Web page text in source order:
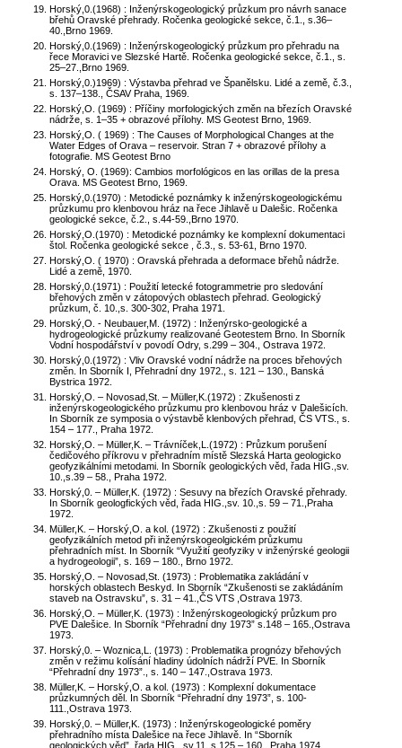
Horský,0.(1968) : Inženýrskogeologický průzkum pro návrh sanace
břehů Oravské přehrady. Ročenka geologické sekce, č.1., s.36–
40.,Brno 1969.
Horský,0.(1969) : Inženýrskogeologický průzkum pro přehradu na
řece Moravici ve Slezské Hartě. Ročenka geologické sekce, č.1., s.
25–27.,Brno 1969.
Horský,0.)1969) : Výstavba přehrad ve Španělsku. Lidé a země, č.3.,
s. 137–138., ČSAV Praha, 1969.
Horský,O. (1969) : Příčiny morfologických změn na březích Oravské
nádrže, s. 1–35 + obrazové přílohy. MS Geotest Brno, 1969.
Horský,O. ( 1969) : The Causes of Morphological Changes at the
Water Edges of Orava – reservoir. Stran 7 + obrazové přílohy a
fotografie. MS Geotest Brno
Horský, O. (1969): Cambios morfológicos en las orillas de la presa
Orava. MS Geotest Brno, 1969.
Horský,0.(1970) : Metodické poznámky k inženýrskogeologickému
průzkumu pro klenbovou hráz na řece Jihlavě u Dalešic. Ročenka
geologické sekce, č.2., s.44-59.,Brno 1970.
Horský,O.(1970) : Metodické poznámky ke komplexní dokumentaci
štol. Ročenka geologické sekce , č.3., s. 53-61, Brno 1970.
Horský,O. ( 1970) : Oravská přehrada a deformace břehů nádrže.
Lidé a země, 1970.
Horský,0.(1971) : Použití letecké fotogrammetrie pro sledování
břehových změn v zátopových oblastech přehrad. Geologický
průzkum, č. 10.,s. 300-302, Praha 1971.
Horský,O. - Neubauer,M. (1972) : Inženýrsko-geologické a
hydrogeologické průzkumy realizované Geotestem Brno. In Sborník
Vodní hospodářství v povodí Odry, s.299 – 304., Ostrava 1972.
Horský,0.(1972) : Vliv Oravské vodní nádrže na proces břehových
změn. In Sborník I, Přehradní dny 1972., s. 121 – 130., Banská
Bystrica 1972.
Horský,O. – Novosad,St. – Müller,K.(1972) : Zkušenosti z
inženýrskogeologického průzkumu pro klenbovou hráz v Dalešicích.
In Sborník ze symposia o výstavbě klenbových přehrad, ČS VTS., s.
154 – 177., Praha 1972.
Horský,O. – Müller,K. – Trávníček,L.(1972) : Průzkum porušení
čedičového příkrovu v přehradním místě Slezská Harta geologicko
geofyzikálními metodami. In Sborník geologických věd, řada HIG.,sv.
10.,s.39 – 58., Praha 1972.
Horský,0. – Müller,K. (1972) : Sesuvy na březích Oravské přehrady.
In Sborník geologfických věd, řada HIG.,sv. 10.,s. 59 – 71.,Praha
1972.
Müller,K. – Horský,O. a kol. (1972) : Zkušenosti z použití
geofyzikálních metod při inženýrskogeolgickém průzkumu
přehradních míst. In Sborník “Využití geofyziky v inženýrské geologii
a hydrogeologii”, s. 169 – 180., Brno 1972.
Horský,O. – Novosad,St. (1973) : Problematika zakládání v
horských oblastech Beskyd. In Sborník “Zkušenosti se zakládáním
staveb na Ostravsku”, s. 31 – 41.,ČS VTS ,Ostrava 1973.
Horský,O. – Müller,K. (1973) : Inženýrskogeologický průzkum pro
PVE Dalešice. In Sborník “Přehradní dny 1973” s.148 – 165.,Ostrava
1973.
Horský,0. – Woznica,L. (1973) : Problematika prognózy břehových
změn v režimu kolísání hladiny údolních nádrží PVE. In Sborník
“Přehradní dny 1973”., s. 140 – 147.,Ostrava 1973.
Müller,K. – Horský,O. a kol. (1973) : Komplexní dokumentace
průzkumných děl. In Sborník “Přehradní dny 1973”, s. 100-
111.,Ostrava 1973.
Horský,0. – Müller,K. (1973) : Inženýrskogeologické poměry
přehradního místa Dalešice na řece Jihlavě. In “Sborník
geologických věd”, řada HIG., sv.11.,s.125 – 160., Praha 1974.